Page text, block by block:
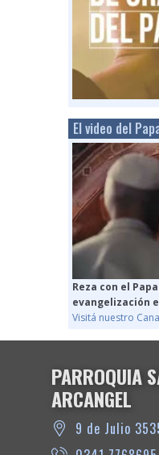
El video del
Reza con el
evangelización
Visitá nuestro
PARROQUIA
ARCANGEL
9 de Julio